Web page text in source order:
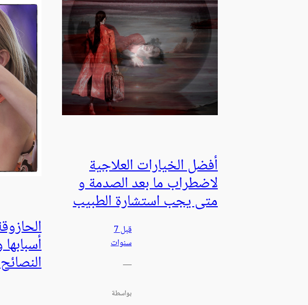
أفضل الخيارات العلاجية
لاضطراب ما بعد الصدمة و
متى يجب استشارة الطبيب
قبل 7
سنوات
—
بواسطة